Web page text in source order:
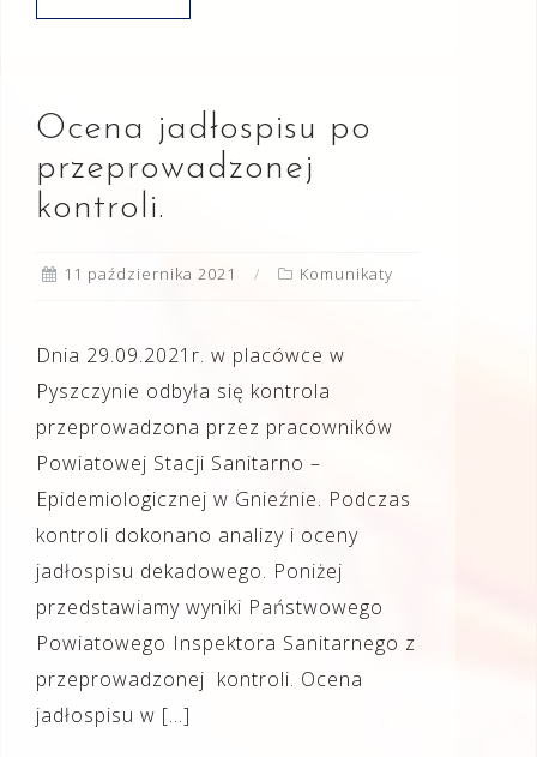
Ocena jadłospisu po
przeprowadzonej
kontroli.
11 października 2021 Komunikaty
Dnia 29.09.2021r. w placówce w
Pyszczynie odbyła się kontrola
przeprowadzona przez pracowników
Powiatowej Stacji Sanitarno –
Epidemiologicznej w Gnieźnie. Podczas
kontroli dokonano analizy i oceny
jadłospisu dekadowego. Poniżej
przedstawiamy wyniki Państwowego
Powiatowego Inspektora Sanitarnego z
przeprowadzonej kontroli. Ocena
jadłospisu w […]